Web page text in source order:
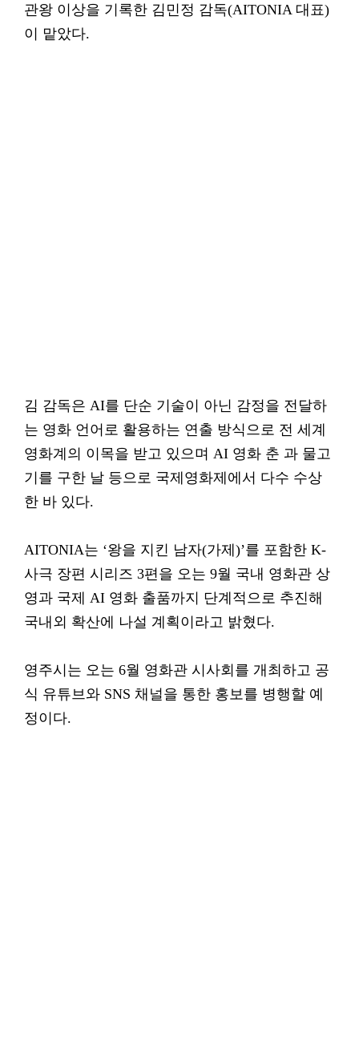
관왕 이상을 기록한 김민정 감독(AITONIA 대표)
이 맡았다.
김 감독은 AI를 단순 기술이 아닌 감정을 전달하
는 영화 언어로 활용하는 연출 방식으로 전 세계
영화계의 이목을 받고 있으며 AI 영화 춘 과 물고
기를 구한 날 등으로 국제영화제에서 다수 수상
한 바 있다.
AITONIA는 ‘왕을 지킨 남자(가제)’를 포함한 K-
사극 장편 시리즈 3편을 오는 9월 국내 영화관 상
영과 국제 AI 영화 출품까지 단계적으로 추진해
국내외 확산에 나설 계획이라고 밝혔다.
영주시는 오는 6월 영화관 시사회를 개최하고 공
식 유튜브와 SNS 채널을 통한 홍보를 병행할 예
정이다.